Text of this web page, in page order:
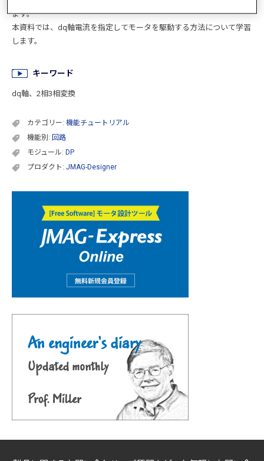
ます。
本資料では、dq軸電流を指定してモータを駆動する方法について学習
します。
キーワード
dq軸、2相3相変換
カテゴリー: 機能チュートリアル
機能別: 回路
モジュール: DP
プロダクト: JMAG-Designer